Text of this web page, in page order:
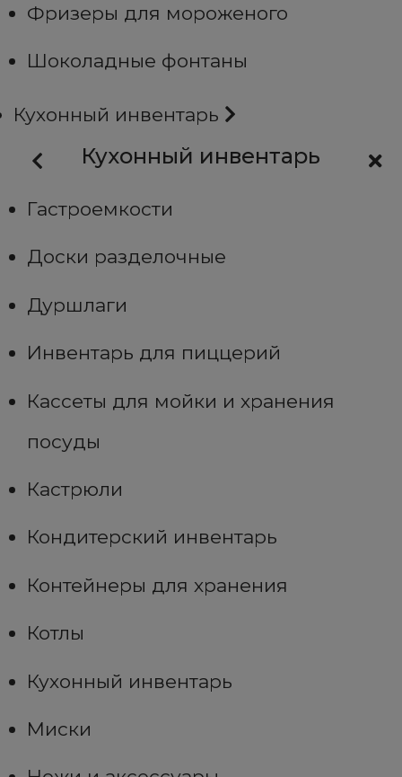
Фризеры для мороженого
Шоколадные фонтаны
Кухонный инвентарь
Кухонный инвентарь
Гастроемкости
Доски разделочные
Дуршлаги
Инвентарь для пиццерий
Кассеты для мойки и хранения
посуды
Кастрюли
Кондитерский инвентарь
Контейнеры для хранения
Котлы
Кухонный инвентарь
Миски